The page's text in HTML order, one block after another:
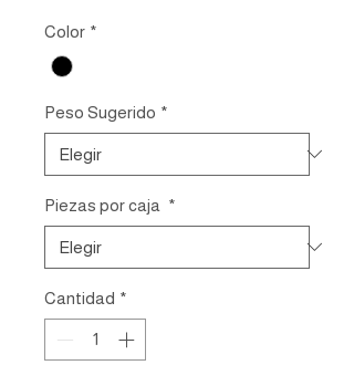
Color *
Peso Sugerido *
Piezas por caja *
Cantidad *